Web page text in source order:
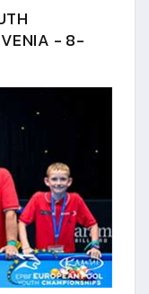
- 8-